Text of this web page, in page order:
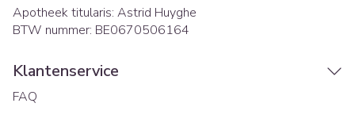
Apotheek titularis: Astrid Huyghe
BTW nummer: BE0670506164
Klantenservice
FAQ